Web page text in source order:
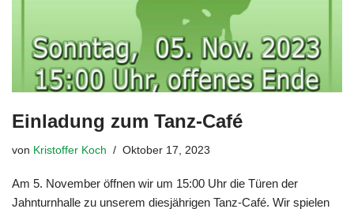
Einladung zum Tanz-Café
von Kristoffer Koch Oktober 17, 2023
Am 5. November öffnen wir um 15:00 Uhr die Türen der
Jahnturnhalle zu unserem diesjährigen Tanz-Café. Wir spielen